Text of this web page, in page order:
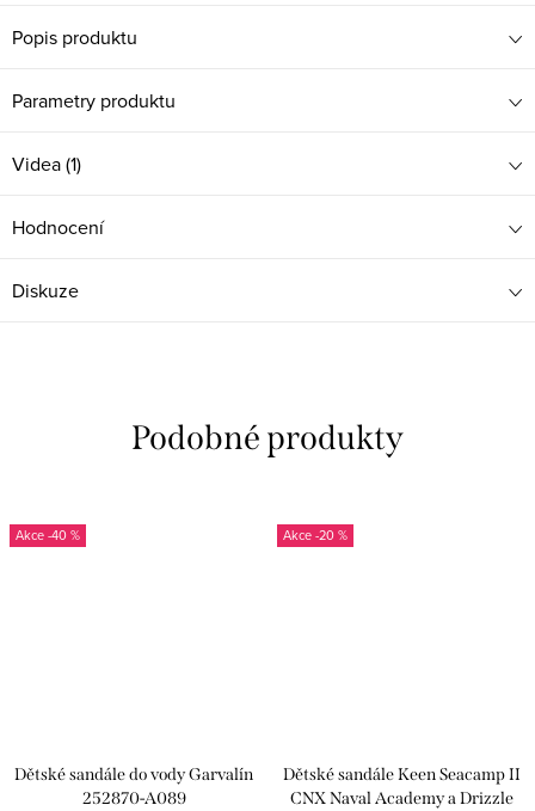
Popis produktu
Parametry produktu
Videa (1)
Hodnocení
Diskuze
-40 %
Dětské sandále do vody Garvalín
252870-A089
-20 %
Dětské sandále Keen Seacamp II
CNX Naval Academy a Drizzle